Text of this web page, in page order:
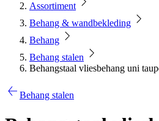
Assortiment
Behang & wandbekleding
Behang
Behang stalen
Behangstaal vliesbehang uni
Behang stalen